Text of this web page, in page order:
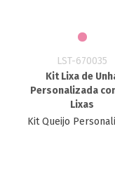
LST-670035
Kit Lixa de
Personalizada
Lixas
Kit Queijo